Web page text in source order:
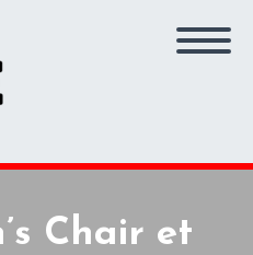
Chair et